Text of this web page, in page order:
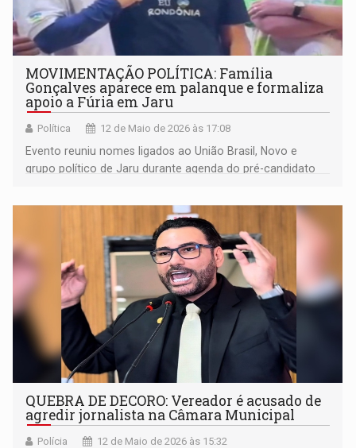
MOVIMENTAÇÃO POLÍTICA: Família
Gonçalves aparece em palanque e formaliza
apoio a Fúria em Jaru
Política 12 de Maio de 2026 às 17:08
Evento reuniu nomes ligados ao União Brasil, Novo e
grupo político de Jaru durante agenda do pré-candidato
QUEBRA DE DECORO: Vereador é acusado de
agredir jornalista na Câmara Municipal
Polícia 12 de Maio de 2026 às 15:32